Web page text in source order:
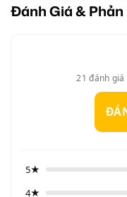
Đánh Giá & Phản
21 đánh giá
5★
4★